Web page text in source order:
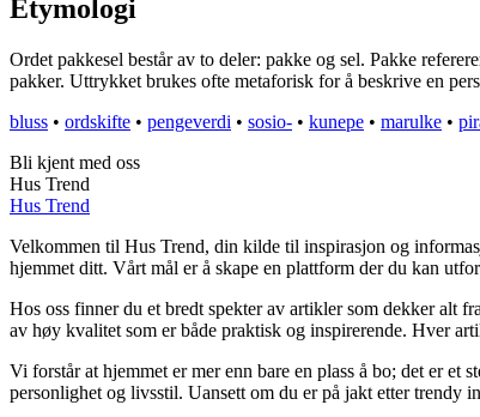
Etymologi
Ordet pakkesel består av to deler: pakke og sel. Pakke
pakker. Uttrykket brukes ofte metaforisk for å beskrive en
bluss • ordskifte • pengeverdi • sosio- • kunepe • marulke •
Bli kjent med oss
Hus Trend
Hus Trend
Velkommen til Hus Trend, din kilde til inspirasjon og
hjemmet ditt. Vårt mål er å skape en plattform der du kan
Hos oss finner du et bredt spekter av artikler som dekker alt
av høy kvalitet som er både praktisk og inspirerende. Hver
Vi forstår at hjemmet er mer enn bare en plass å bo; det er
personlighet og livsstil. Uansett om du er på jakt etter trendy